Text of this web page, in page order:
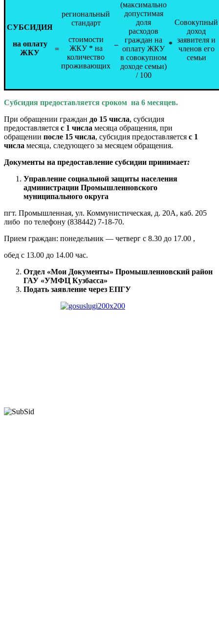
СУБСИДИЯ
на оплату
ЖКУ
=
региональный
стандарт
стоимости
ЖКУ * на
количество
проживающих
–
(максимально
допустимая
доля
расходов
граждан на
оплату ЖКУ
в совокупном
доходе семьи)
/ 100
*
Совокупный
доход
заявителя и
членов его
семьи
Субсидия предоставляется сроком на 6 месяцев.
При обращении граждан до 15 числа, субсидия
предоставляется с 1 числа месяца обращения, при
обращении после 15 числа, субсидия предоставляется с 1
числа месяца, следующего за месяцем обращения.
Документы на предоставление субсидии принимает:
Управление социальной защиты населения
администрации Промышленновского
муниципального округа
пгт. Промышленная, ул. Коммунистическая, д. 20А, каб. 205
либо по телефону (838442) 7-18-70.
Прием граждан: понедельник — четверг с 8.30 до 17.00 ,
обед с 13.00 до 14.00 час.
Отдел «Мои Документы» Промышленновский район
ГАУ «УМФЦ Кузбасса»
Подать заявление через ЕПГУ